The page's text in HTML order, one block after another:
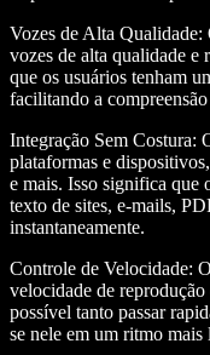
Vozes de Alta Qualidade:
vozes de alta qualidade e
que os usuários tenham
facilitando a
Integração Sem Costura:
plataformas e
e mais. Isso significa que
texto de sites, e-mails,
instantaneamente.
Controle de Velocidade:
velocidade de
possível tanto passar
se nele em um ritmo mais